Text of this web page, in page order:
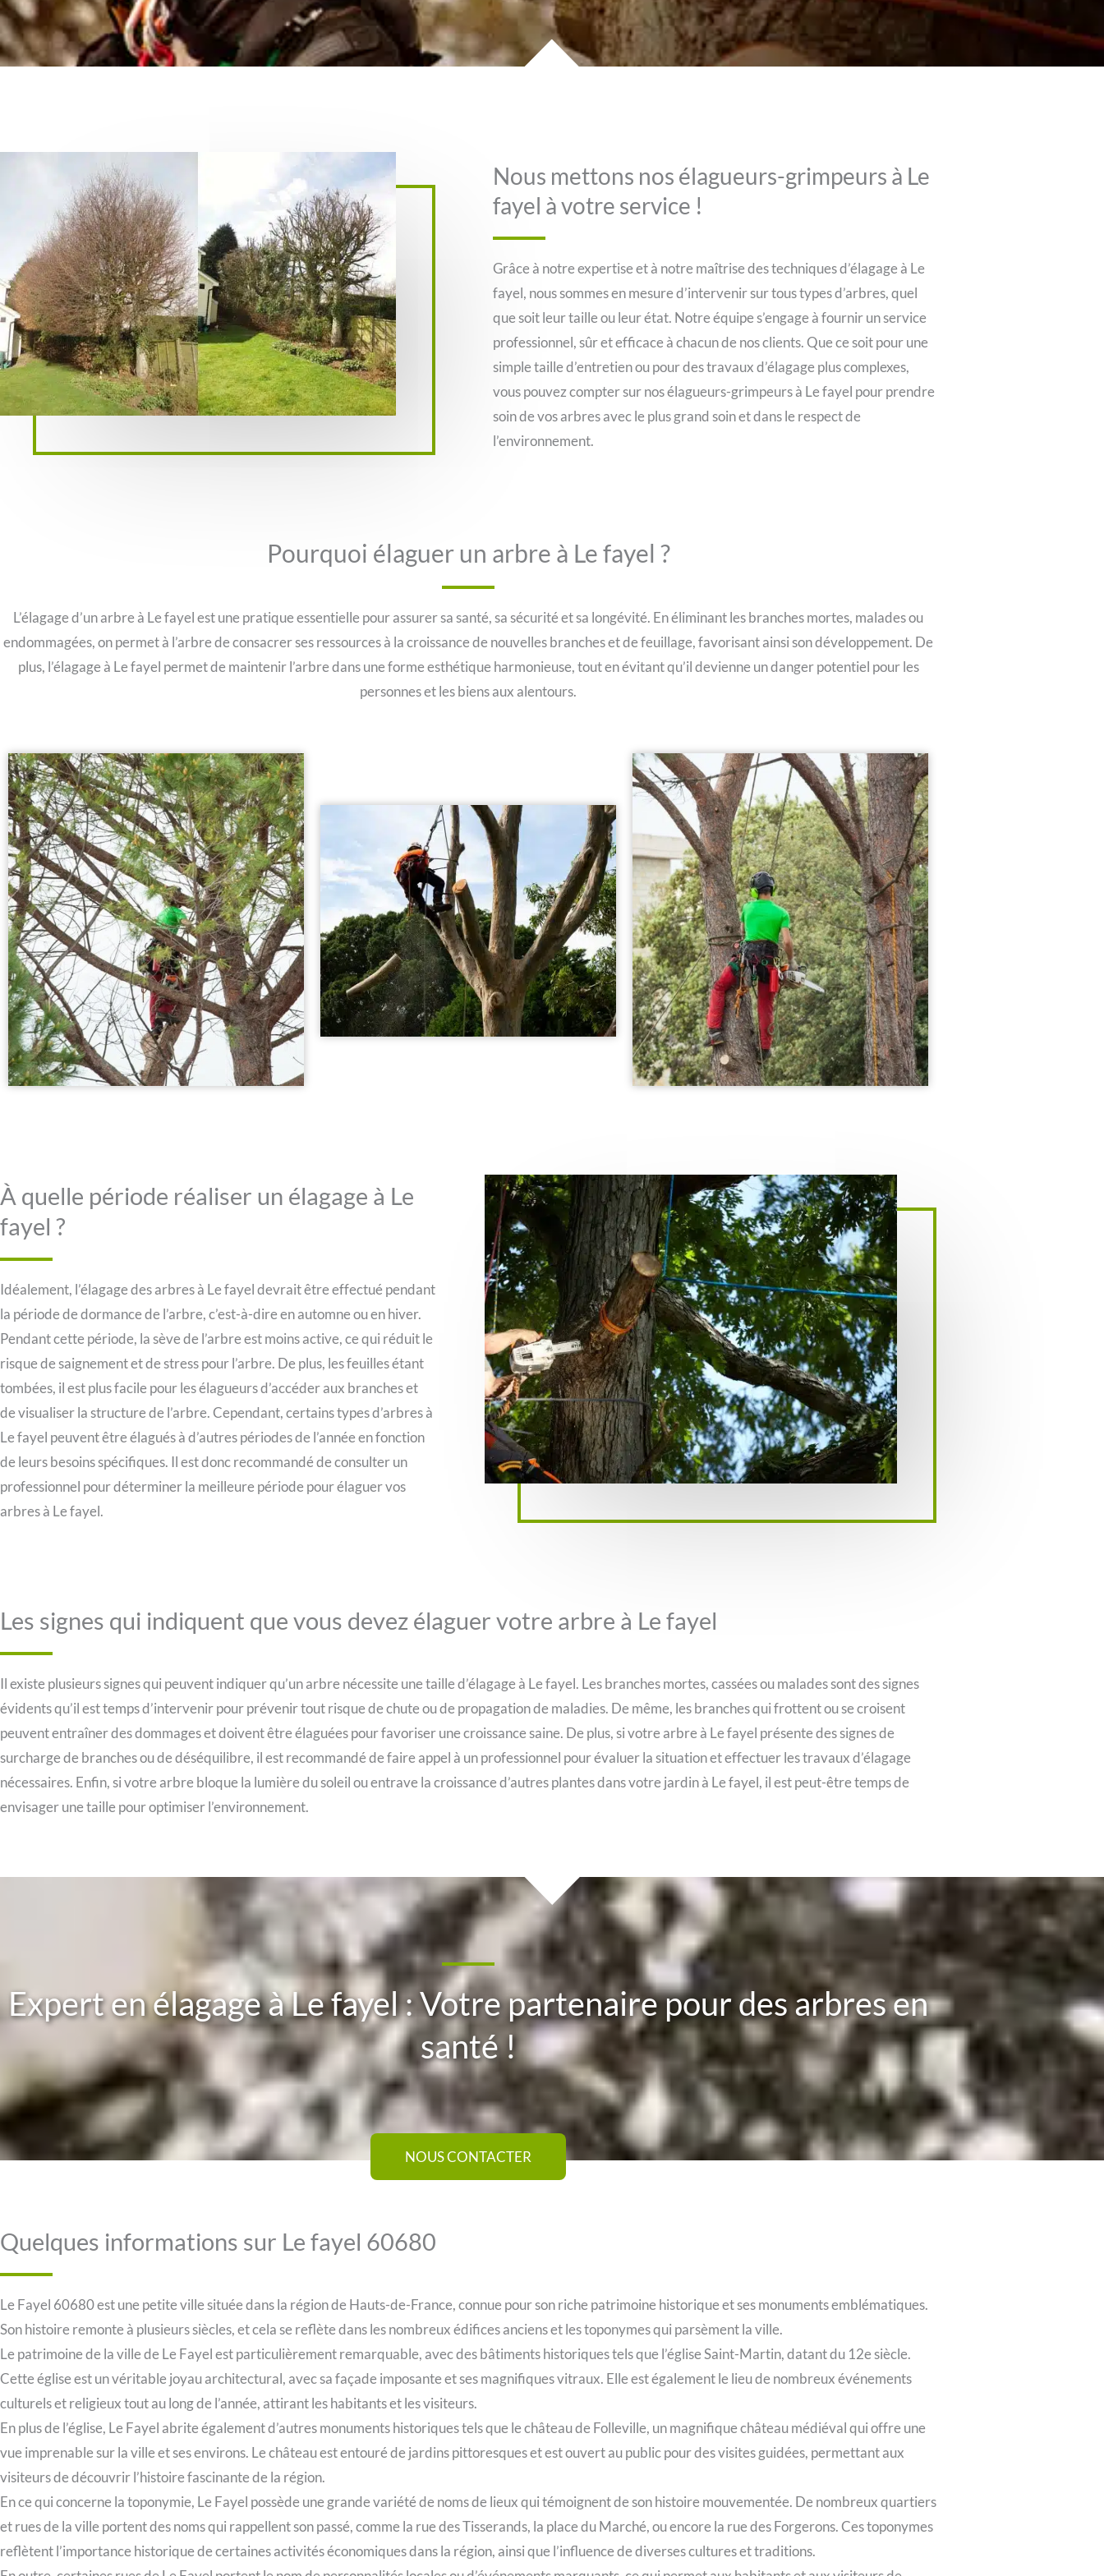
Nous mettons nos élagueurs-grimpeurs à Le
fayel à votre service !
Grâce à notre expertise et à notre maîtrise des techniques d’élagage à Le
fayel, nous sommes en mesure d’intervenir sur tous types d’arbres, quel
que soit leur taille ou leur état. Notre équipe s’engage à fournir un service
professionnel, sûr et efficace à chacun de nos clients. Que ce soit pour une
simple taille d’entretien ou pour des travaux d’élagage plus complexes,
vous pouvez compter sur nos élagueurs-grimpeurs à Le fayel pour prendre
soin de vos arbres avec le plus grand soin et dans le respect de
l’environnement.
Pourquoi élaguer un arbre à Le fayel ?
L’élagage d’un arbre à Le fayel est une pratique essentielle pour assurer sa santé, sa sécurité et sa longévité. En éliminant les branches mortes, malades ou
endommagées, on permet à l’arbre de consacrer ses ressources à la croissance de nouvelles branches et de feuillage, favorisant ainsi son développement. De
plus, l’élagage à Le fayel permet de maintenir l’arbre dans une forme esthétique harmonieuse, tout en évitant qu’il devienne un danger potentiel pour les
personnes et les biens aux alentours.
À quelle période réaliser un élagage à Le
fayel ?
Idéalement, l’élagage des arbres à Le fayel devrait être effectué pendant
la période de dormance de l’arbre, c’est-à-dire en automne ou en hiver.
Pendant cette période, la sève de l’arbre est moins active, ce qui réduit le
risque de saignement et de stress pour l’arbre. De plus, les feuilles étant
tombées, il est plus facile pour les élagueurs d’accéder aux branches et
de visualiser la structure de l’arbre. Cependant, certains types d’arbres à
Le fayel peuvent être élagués à d’autres périodes de l’année en fonction
de leurs besoins spécifiques. Il est donc recommandé de consulter un
professionnel pour déterminer la meilleure période pour élaguer vos
arbres à Le fayel.
Les signes qui indiquent que vous devez élaguer votre arbre à Le fayel
Il existe plusieurs signes qui peuvent indiquer qu’un arbre nécessite une taille d’élagage à Le fayel. Les branches mortes, cassées ou malades sont des signes
évidents qu’il est temps d’intervenir pour prévenir tout risque de chute ou de propagation de maladies. De même, les branches qui frottent ou se croisent
peuvent entraîner des dommages et doivent être élaguées pour favoriser une croissance saine. De plus, si votre arbre à Le fayel présente des signes de
surcharge de branches ou de déséquilibre, il est recommandé de faire appel à un professionnel pour évaluer la situation et effectuer les travaux d’élagage
nécessaires. Enfin, si votre arbre bloque la lumière du soleil ou entrave la croissance d’autres plantes dans votre jardin à Le fayel, il est peut-être temps de
envisager une taille pour optimiser l’environnement.
Expert en élagage à Le fayel : Votre partenaire pour des arbres en
santé !
NOUS CONTACTER
Quelques informations sur Le fayel 60680
Le Fayel 60680 est une petite ville située dans la région de Hauts-de-France, connue pour son riche patrimoine historique et ses monuments emblématiques.
Son histoire remonte à plusieurs siècles, et cela se reflète dans les nombreux édifices anciens et les toponymes qui parsèment la ville.
Le patrimoine de la ville de Le Fayel est particulièrement remarquable, avec des bâtiments historiques tels que l’église Saint-Martin, datant du 12e siècle.
Cette église est un véritable joyau architectural, avec sa façade imposante et ses magnifiques vitraux. Elle est également le lieu de nombreux événements
culturels et religieux tout au long de l’année, attirant les habitants et les visiteurs.
En plus de l’église, Le Fayel abrite également d’autres monuments historiques tels que le château de Folleville, un magnifique château médiéval qui offre une
vue imprenable sur la ville et ses environs. Le château est entouré de jardins pittoresques et est ouvert au public pour des visites guidées, permettant aux
visiteurs de découvrir l’histoire fascinante de la région.
En ce qui concerne la toponymie, Le Fayel possède une grande variété de noms de lieux qui témoignent de son histoire mouvementée. De nombreux quartiers
et rues de la ville portent des noms qui rappellent son passé, comme la rue des Tisserands, la place du Marché, ou encore la rue des Forgerons. Ces toponymes
reflètent l’importance historique de certaines activités économiques dans la région, ainsi que l’influence de diverses cultures et traditions.